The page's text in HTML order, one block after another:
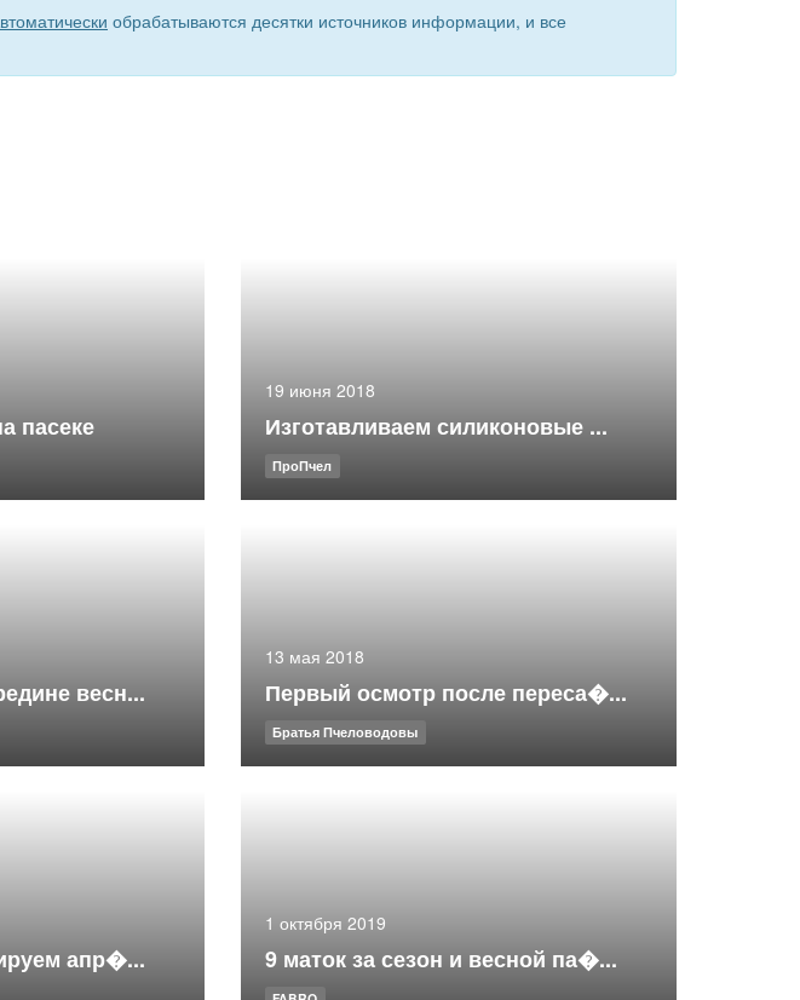
обрабатываются десятки источников информации, и все
пасеке
19 июня 2018
Изготавливаем силиконовые ...
ПроПчел
весн...
13 мая 2018
Первый осмотр после переса�...
Братья Пчеловодовы
апр�...
1 октября 2019
9 маток за сезон и весной па�...